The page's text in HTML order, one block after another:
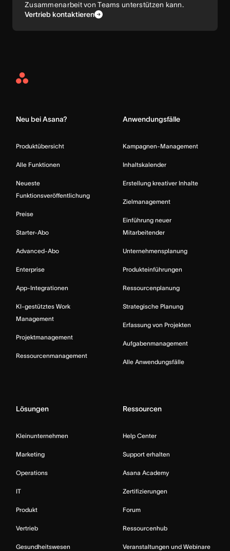
Zusammenarbeit von Teams unterstützen kann.
Vertrieb kontaktieren
Asana
Neu bei Asana?
Produktübersicht
Alle Funktionen
Neueste
Funktionsveröffentlichung
Preise
Starter-Abo
Advanced-Abo
Enterprise
App-Integrationen
KI-gestütztes Work
Management
Projektmanagement
Ressourcenmanagement
Anwendungsfälle
Kampagnen-Management
Inhaltskalender
Erstellung kreativer Inhalte
Zielmanagement
Einführung neuer
Mitarbeitender
Unternehmensplanung
Produkteinführungen
Ressourcenplanung
Strategische Planung
Erfassung von Projekten
Aufgabenmanagement
Alle Anwendungsfälle
Lösungen
Kleinunternehmen
Marketing
Operations
IT
Produkt
Vertrieb
Gesundheitswesen
Ressourcen
Help Center
Support erhalten
Asana Academy
Zertifizierungen
Forum
Ressourcenhub
Veranstaltungen und Webinare